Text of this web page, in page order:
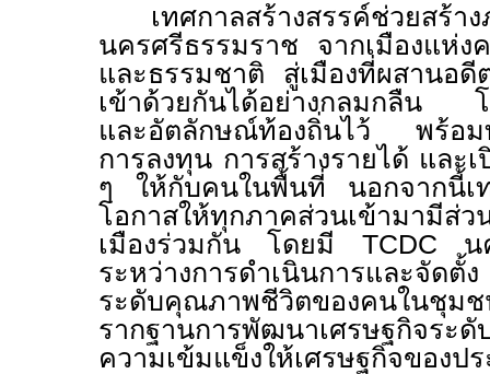
เทศกาลสร้างสรรค์ช่วยสร้า
นครศรีธรรมราช จากเมืองแห่ง
และธรรมชาติ สู่เมืองที่ผสานอ
เข้าด้วยกันได้อย่างกลมกลืน โ
และอัตลักษณ์ท้องถิ่นไว้ พร้อมทั้
การลงทุน การสร้างรายได้ และ
ๆ ให้กับคนในพื้นที่ นอกจากนี้เ
โอกาสให้ทุกภาคส่วนเข้ามามีส่
เมืองร่วมกัน โดยมี TCDC น
ระหว่างการดำเนินการและจั
ระดับคุณภาพชีวิตของคนในชุ
รากฐานการพัฒนาเศรษฐกิจร
ความเข้มแข็งให้เศรษฐกิจของปร